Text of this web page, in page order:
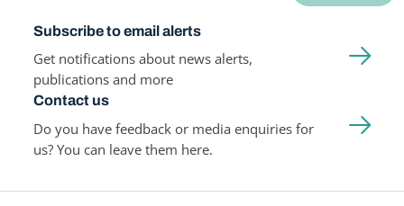
Subscribe to email alerts
Get notifications about news alerts,
publications and more
Contact us
Do you have feedback or media enquiries for
us? You can leave them here.